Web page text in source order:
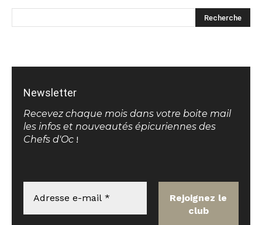
Newsletter
Recevez chaque mois dans votre boite mail
les infos et nouveautés épicuriennes des
Chefs d'Oc !